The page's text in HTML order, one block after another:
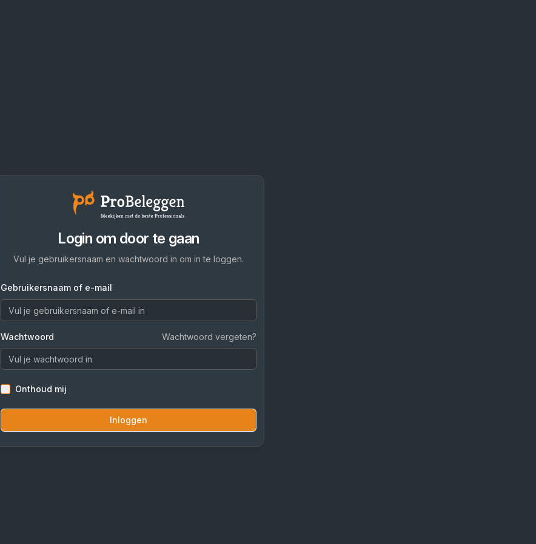
Login om door te gaan
Vul je gebruikersnaam en wachtwoord in om in te loggen.
Gebruikersnaam of e-mail
Wachtwoord Wachtwoord vergeten?
Onthoud mij
Inloggen